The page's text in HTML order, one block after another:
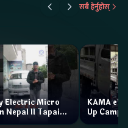
सबै हेर्नुहोस्
Electric Micro
Nepal II Tapaiko
II Jankari
KAMA eV
Up Camp